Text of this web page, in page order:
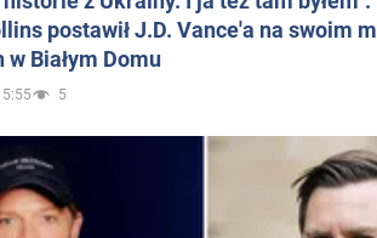
postawił J.D. Vance'a na swoim
Białym Domu
5